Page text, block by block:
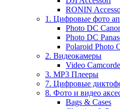
RONIN
1. Цифровые фото
Photo DC
Photo DC
Polaroid Photo
2. Видеокамеры
Video
3. MP3 Плееры
7. Цифровые
8. Фото и видео
Bags & Cases